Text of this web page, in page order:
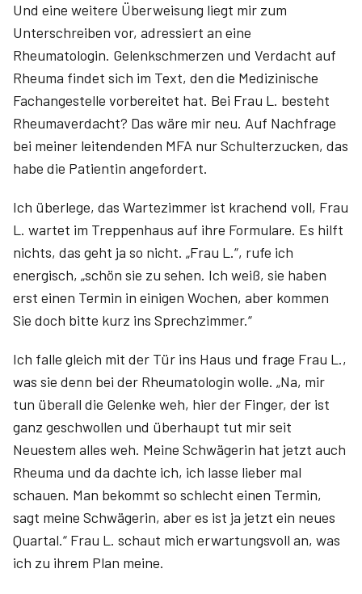
Und eine weitere Überweisung liegt mir zum
Unterschreiben vor, adressiert an eine
Rheumatologin. Gelenkschmerzen und Verdacht auf
Rheuma findet sich im Text, den die Medizinische
Fachangestelle vorbereitet hat. Bei Frau L. besteht
Rheumaverdacht? Das wäre mir neu. Auf Nachfrage
bei meiner leitendenden MFA nur Schulterzucken, das
habe die Patientin angefordert.
Ich überlege, das Wartezimmer ist krachend voll, Frau
L. wartet im Treppenhaus auf ihre Formulare. Es hilft
nichts, das geht ja so nicht. „Frau L.“, rufe ich
energisch, „schön sie zu sehen. Ich weiß, sie haben
erst einen Termin in einigen Wochen, aber kommen
Sie doch bitte kurz ins Sprechzimmer.“
Ich falle gleich mit der Tür ins Haus und frage Frau L.,
was sie denn bei der Rheumatologin wolle. „Na, mir
tun überall die Gelenke weh, hier der Finger, der ist
ganz geschwollen und überhaupt tut mir seit
Neuestem alles weh. Meine Schwägerin hat jetzt auch
Rheuma und da dachte ich, ich lasse lieber mal
schauen. Man bekommt so schlecht einen Termin,
sagt meine Schwägerin, aber es ist ja jetzt ein neues
Quartal.“ Frau L. schaut mich erwartungsvoll an, was
ich zu ihrem Plan meine.